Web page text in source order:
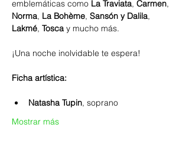
emblemáticas como La Traviata, Carmen,
Norma, La Bohème, Sansón y Dalila,
Lakmé, Tosca y mucho más.
¡Una noche inolvidable te espera!
Ficha artística:
Natasha Tupin, soprano
Mostrar más